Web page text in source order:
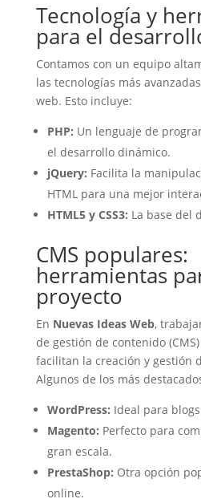
Tecnología y
para el
Contamos con un equipo
las tecnologías más
web. Esto incluye:
PHP: Un lenguaje de
el desarrollo dinámico.
jQuery: Facilita la
HTML para una mejor
HTML5 y CSS3: La base del
CMS populares:
herramientas
proyecto
En Nuevas Ideas Web,
de gestión de contenido
facilitan la creación y gestión
Algunos de los más
WordPress: Ideal para
Magento: Perfecto para
gran escala.
PrestaShop: Otra opción
online.